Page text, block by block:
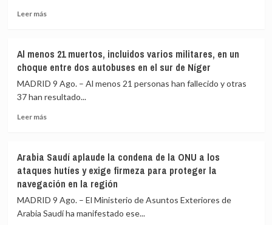
heridos
van
contra
un
trailer
una
(Perú)
Leer másLeer
la
Espriella
toma
posesión
su
poner
en
marcha
la
Milagro»
Al menos 21 muertos, incluidos varios militares, en un
choque entre dos autobuses en el sur de Níger
MADRID 9 Ago. – Al menos 21 personas han fallecido y otras
37 han resultado...
Leer másLeer
menos
21
muertos,
incluidos
varios
militares,
Arabia Saudí aplaude la condena de la ONU a los
ataques hutíes y exige firmeza para proteger la
navegación en la región
MADRID 9 Ago. – El Ministerio de Asuntos Exteriores de
Arabia Saudí ha manifestado ese...